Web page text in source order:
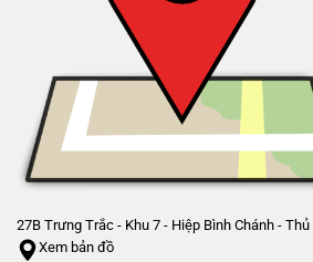
27B Trưng Trắc - Khu 7 - Hiệp Bình Chánh -
Xem bản đồ